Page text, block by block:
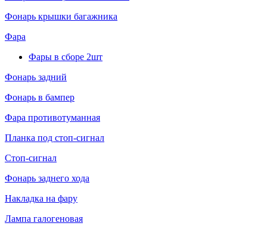
Фонарь крышки багажника
Фара
Фары в сборе 2шт
Фонарь задний
Фонарь в бампер
Фара противотуманная
Планка под стоп-сигнал
Стоп-сигнал
Фонарь заднего хода
Накладка на фару
Лампа галогеновая